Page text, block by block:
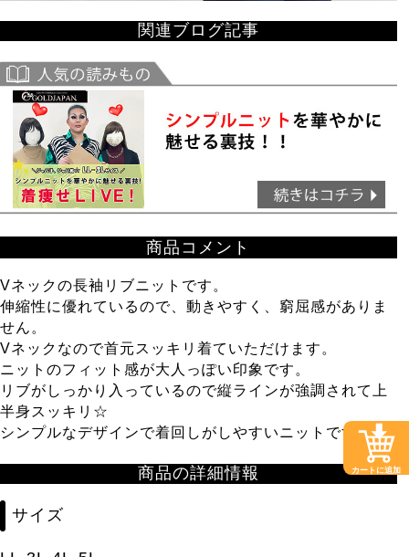
関連ブログ記事
商品コメント
Vネックの長袖リブニットです。
伸縮性に優れているので、動きやすく、窮屈感がありま
せん。
Vネックなので首元スッキリ着ていただけます。
ニットのフィット感が大人っぽい印象です。
リブがしっかり入っているので縦ラインが強調されて上
半身スッキリ☆
シンプルなデザインで着回しがしやすいニットです。
商品の詳細情報
サイズ
カートに追加